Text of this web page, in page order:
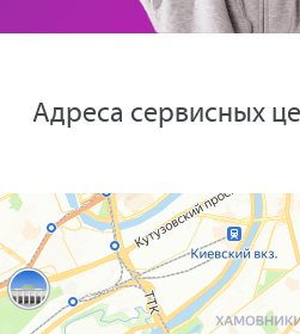
Адреса сервисных